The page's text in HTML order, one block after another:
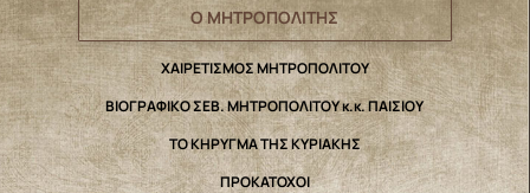
Ο ΜΗΤΡΟΠΟΛΙΤΗΣ
ΧΑΙΡΕΤΙΣΜΟΣ ΜΗΤΡΟΠΟΛΙΤΟΥ
ΒΙΟΓΡΑΦΙΚΟ ΣΕΒ. ΜΗΤΡΟΠΟΛΙΤΟΥ κ.κ. ΠΑΙΣΙΟΥ
ΤΟ ΚΗΡΥΓΜΑ ΤΗΣ ΚΥΡΙΑΚΗΣ
ΠΡΟΚΑΤΟΧΟΙ